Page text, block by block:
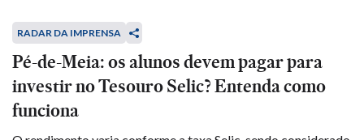
RADAR DA IMPRENSA
Pé-de-Meia: os alunos devem pagar para
investir no Tesouro Selic? Entenda como
funciona